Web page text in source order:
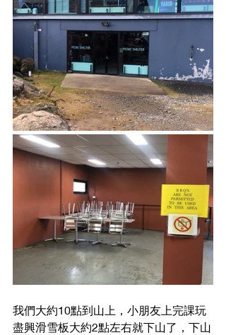
我們大約10點到山上，小朋友上完課玩
盡興滑雪板大約2點左右就下山了，下山